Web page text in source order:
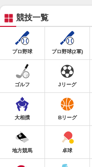
競技一覧
プロ野球 プロ野球(2軍)
ゴルフ Jリーグ
大相撲 Bリーグ
地方競馬 卓球